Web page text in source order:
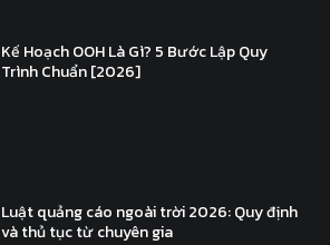
Kế Hoạch OOH Là Gì? 5 Bước Lập Quy
Trình Chuẩn [2026]
Luật quảng cáo ngoài trời 2026: Quy định
và thủ tục từ chuyên gia